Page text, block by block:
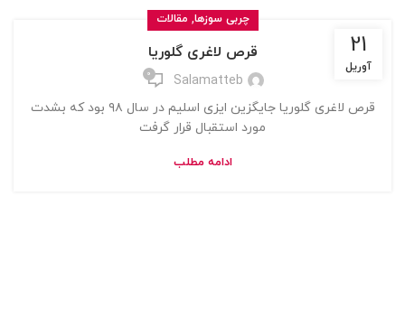
21
آوریل
چربی سوزها, مقالات
قرص لاغری گلوریا
Salamatteb
0
قرص لاغری گلوریا جایگزین ایزی اسلیم در سال ۹۸ بود که بشدت
مورد استقبال قرار گرفت
ادامه مطلب